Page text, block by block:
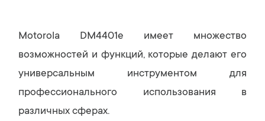
Motorola DM4401e имеет множество
возможностей и функций, которые делают его
универсальным инструментом для
профессионального использования в
различных сферах.